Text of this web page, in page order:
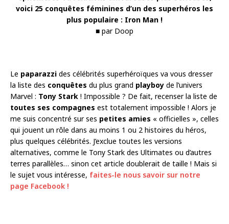
voici 25 conquêtes féminines d’un des superhéros les
plus populaire : Iron Man !
■ par Doop
Le paparazzi des célébrités superhéroïques va vous dresser
la liste des conquêtes du plus grand playboy de l’univers
Marvel : Tony Stark ! Impossible ? De fait, recenser la liste de
toutes ses compagnes est totalement impossible ! Alors je
me suis concentré sur ses petites amies « officielles », celles
qui jouent un rôle dans au moins 1 ou 2 histoires du héros,
plus quelques célébrités. J’exclue toutes les versions
alternatives, comme le Tony Stark des Ultimates ou d’autres
terres parallèles… sinon cet article doublerait de taille ! Mais si
le sujet vous intéresse, faites-le nous savoir sur notre
page Facebook !